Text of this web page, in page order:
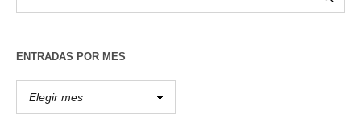
ENTRADAS POR MES